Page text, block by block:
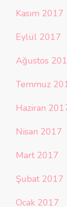
Kasım 2017
Eylül 2017
Ağustos
Temmuz
Haziran
Nisan 2017
Mart 2017
Şubat 2017
Ocak 2017